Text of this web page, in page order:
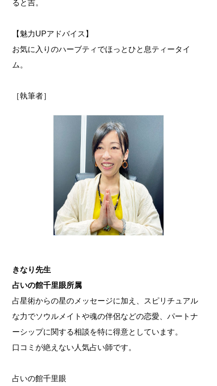
ると吉。
【魅力UPアドバイス】
お気に入りのハーブティでほっとひと息ティータイ
ム。
［執筆者］
きなり先生
占いの館千里眼所属
占星術からの星のメッセージに加え、スピリチュアル
な力でソウルメイトや魂の伴侶などの恋愛、パートナ
ーシップに関する相談を特に得意としています。
口コミが絶えない人気占い師です。
占いの館千里眼